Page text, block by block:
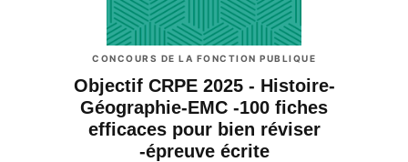
CONCOURS DE LA FONCTION PUBLIQUE
Objectif CRPE 2025 - Histoire-
Géographie-EMC -100 fiches
efficaces pour bien réviser
-épreuve écrite